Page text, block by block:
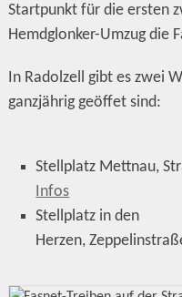
Startpunkt für die ersten
Hemdglonker-Umzug die
In Radolzell gibt es zwei
ganzjährig geöffet sind:
Stellplatz Mettnau,
Infos
Stellplatz in den
Herzen,